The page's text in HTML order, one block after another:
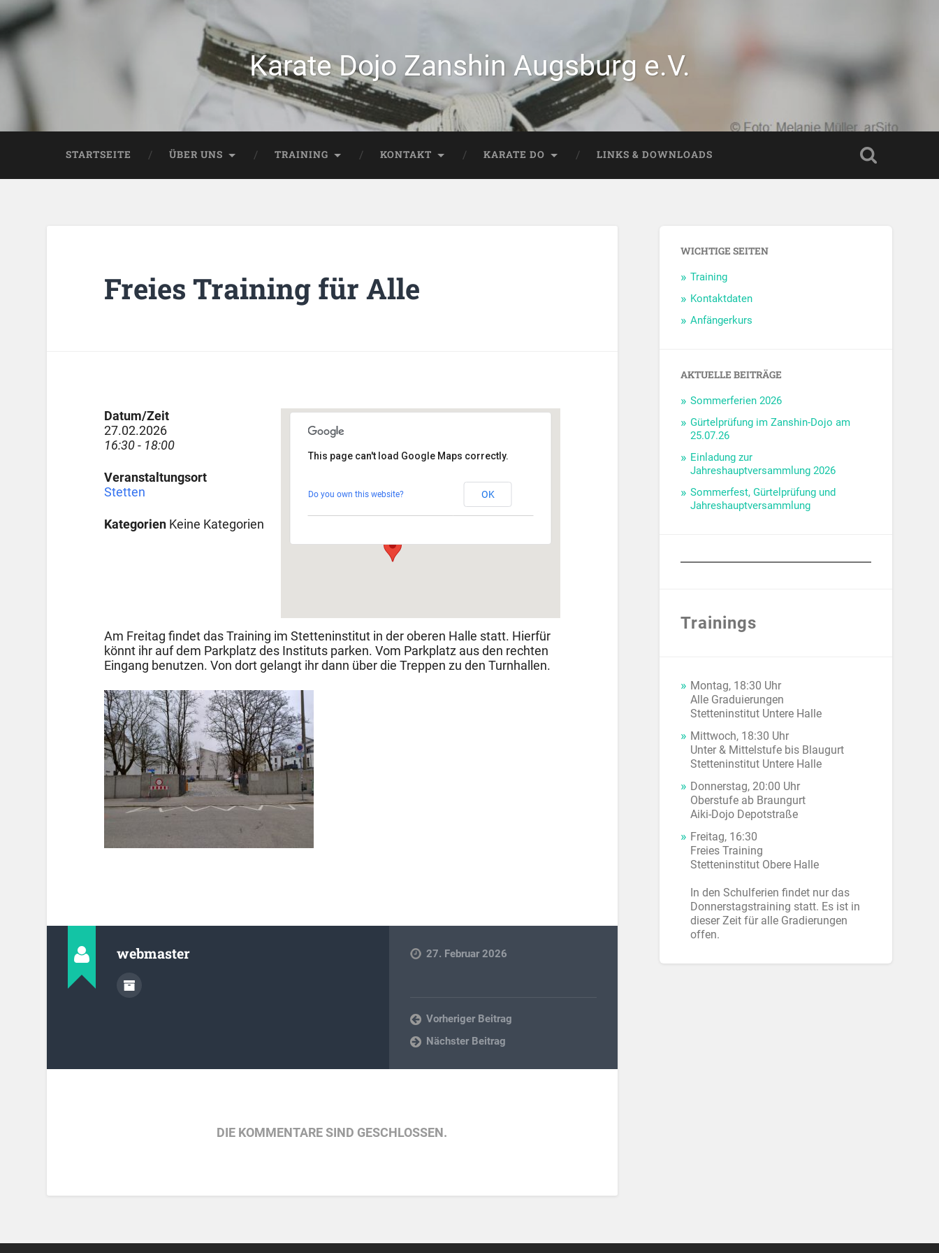
Karate Dojo Zanshin Augsburg e.V.
STARTSEITE ÜBER UNS TRAINING KONTAKT KARATE DO LINKS & DOWNLOADS
Freies Training für Alle
Veranstaltungen
This page can't load Google Maps correctly.
Do you own this website? OK
Datum/Zeit
27.02.2026
16:30 - 18:00
Veranstaltungsort
Stetten
KategorienKeine Kategorien
Am Freitag findet das Training im Stetteninstitut in der oberen Halle statt. Hierfür
könnt ihr auf dem Parkplatz des Instituts parken. Vom Parkplatz aus den rechten
Eingang benutzen. Von dort gelangt ihr dann über die Treppen zu den Turnhallen.
webmaster 27. Februar 2026
Vorheriger Beitrag
Nächster Beitrag
DIE KOMMENTARE SIND GESCHLOSSEN.
WICHTIGE SEITEN
Training
Kontaktdaten
Anfängerkurs
AKTUELLE BEITRÄGE
Sommerferien 2026
Gürtelprüfung im Zanshin-Dojo am
25.07.26
Einladung zur
Jahreshauptversammlung 2026
Sommerfest, Gürtelprüfung und
Jahreshauptversammlung
Trainings
Montag, 18:30 Uhr
Alle Graduierungen
Stetteninstitut Untere Halle
Mittwoch, 18:30 Uhr
Unter & Mittelstufe bis Blaugurt
Stetteninstitut Untere Halle
Donnerstag, 20:00 Uhr
Oberstufe ab Braungurt
Aiki-Dojo Depotstraße
Freitag, 16:30
Freies Training
Stetteninstitut Obere Halle
In den Schulferien findet nur das
Donnerstagstraining statt. Es ist in
dieser Zeit für alle Gradierungen
offen.